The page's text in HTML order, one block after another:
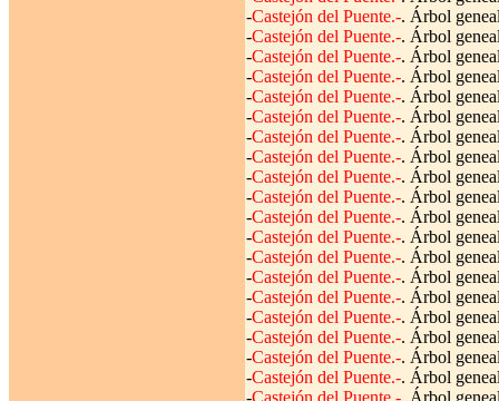
-Castejón del Puente.-. Árbol
-Castejón del Puente.-. Árbol
-Castejón del Puente.-. Árbol
-Castejón del Puente.-. Árbol
-Castejón del Puente.-. Árbol
-Castejón del Puente.-. Árbol
-Castejón del Puente.-. Árbol
-Castejón del Puente.-. Árbol
-Castejón del Puente.-. Árbol
-Castejón del Puente.-. Árbol
-Castejón del Puente.-. Árbol
-Castejón del Puente.-. Árbol
-Castejón del Puente.-. Árbol
-Castejón del Puente.-. Árbol
-Castejón del Puente.-. Árbol
-Castejón del Puente.-. Árbol
-Castejón del Puente.-. Árbol
-Castejón del Puente.-. Árbol
-Castejón del Puente.-. Árbol
-Castejón del Puente.-. Árbol